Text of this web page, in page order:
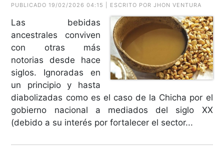
PUBLICADO 19/02/2026 04:15 | ESCRITO POR JHON VENTURA
Las bebidas
ancestrales conviven
con otras más
notorias desde hace
siglos. Ignoradas en
un principio y hasta
diabolizadas como es el caso de la Chicha por el
gobierno nacional a mediados del siglo XX
(debido a su interés por fortalecer el sector...